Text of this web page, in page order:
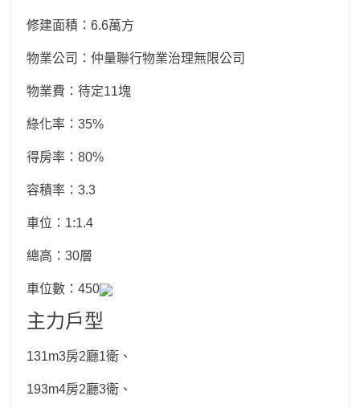
修建面積：6.6萬方
物業公司：仲量聯行物業治理無限公司
物業費：待定11塊
綠化率：35%
得房率：80%
容積率：3.3
車位：1:1.4
總高：30層
車位數：450
主力戶型
131m3房2廳1衛、
193m4房2廳3衛、